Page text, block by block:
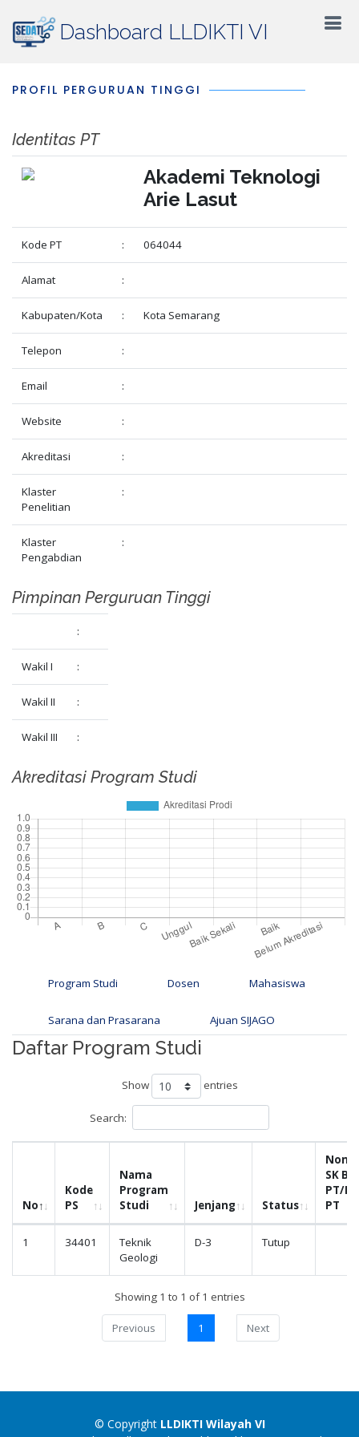
Dashboard LLDIKTI VI
PROFIL PERGURUAN TINGGI
Identitas PT
Akademi Teknologi
Arie Lasut
Kode PT : 064044
Alamat :
Kabupaten/Kota : Kota Semarang
Telepon :
Email :
Website :
Akreditasi :
Klaster
Penelitian
:
Klaster
Pengabdian
:
Pimpinan Perguruan Tinggi
:
Wakil I :
Wakil II :
Wakil III :
Akreditasi Program Studi
Program Studi Dosen Mahasiswa
Sarana dan Prasarana Ajuan SIJAGO
Daftar Program Studi
Show entries
Search:
No
Kode
PS
Nama
Program
Studi
Jenjang Status
SK
PT/
PT
1 34401
Teknik
Geologi
D-3 Tutup
Showing 1 to 1 of 1 entries
Previous 1 Next
© Copyright LLDIKTI Wilayah VI